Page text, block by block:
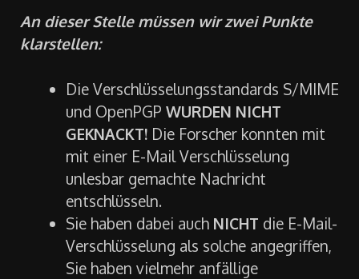
An dieser Stelle müssen wir zwei Punkte
klarstellen:
Die Verschlüsselungsstandards S/MIME
und OpenPGP WURDEN NICHT
GEKNACKT! Die Forscher konnten mit
mit einer E-Mail Verschlüsselung
unlesbar gemachte Nachricht
entschlüsseln.
Sie haben dabei auch NICHT die E-Mail-
Verschlüsselung als solche angegriffen,
Sie haben vielmehr anfällige